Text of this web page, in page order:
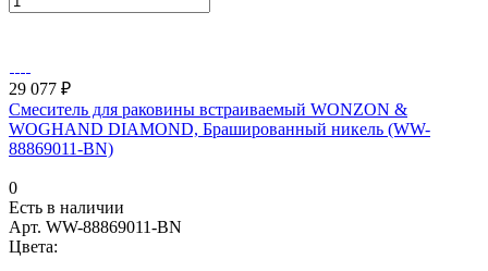
29 077 ₽
Смеситель для раковины встраиваемый WONZON &
WOGHAND DIAMOND, Брашированный никель (WW-
88869011-BN)
0
Есть в наличии
Арт. WW-88869011-BN
Цвета: